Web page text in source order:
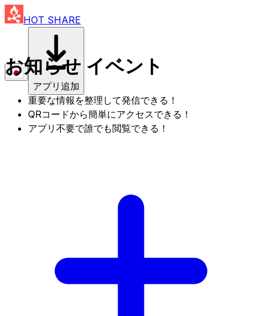
HOT SHARE
アプリ追加
お知らせ イベント
重要な情報を整理して発信できる！
QRコードから簡単にアクセスできる！
アプリ不要で誰でも閲覧できる！